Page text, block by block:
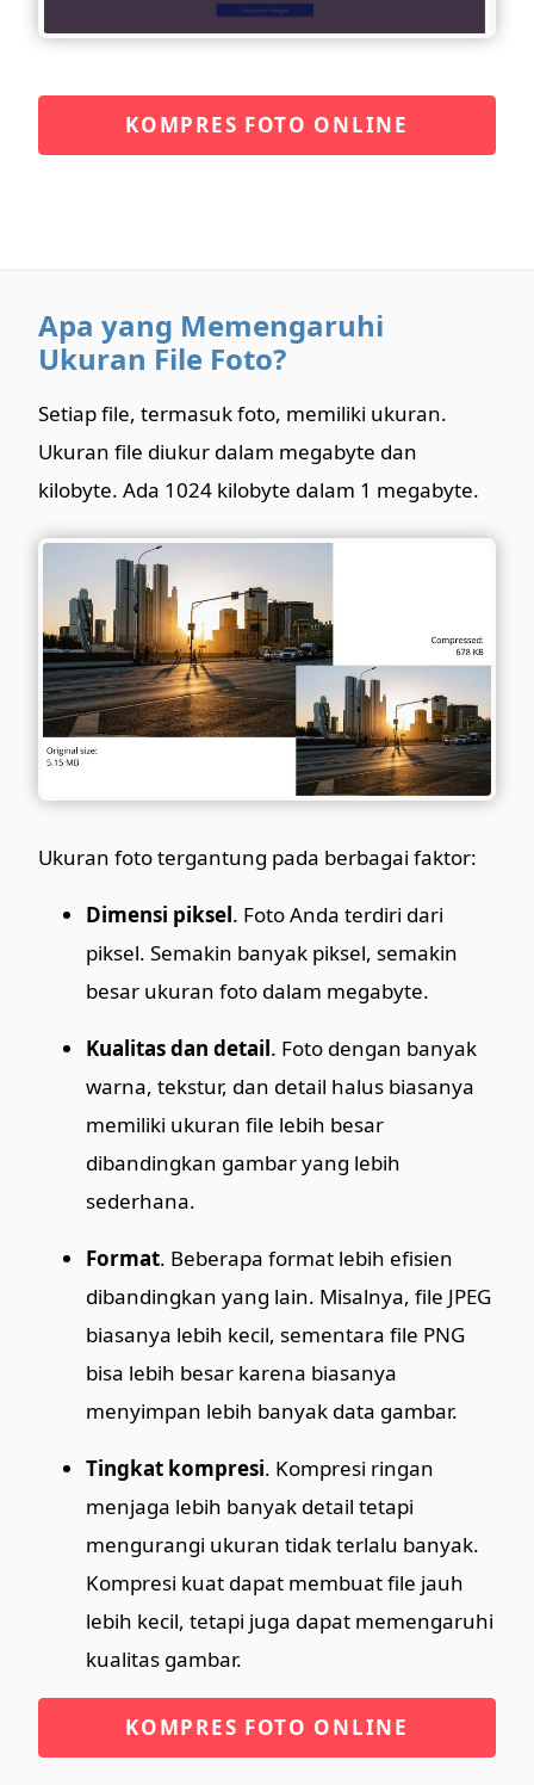
KOMPRES FOTO ONLINE
Apa yang Memengaruhi
Ukuran File Foto?
Setiap file, termasuk foto, memiliki ukuran.
Ukuran file diukur dalam megabyte dan
kilobyte. Ada 1024 kilobyte dalam 1 megabyte.
Ukuran foto tergantung pada berbagai faktor:
Dimensi piksel. Foto Anda terdiri dari
piksel. Semakin banyak piksel, semakin
besar ukuran foto dalam megabyte.
Kualitas dan detail. Foto dengan banyak
warna, tekstur, dan detail halus biasanya
memiliki ukuran file lebih besar
dibandingkan gambar yang lebih
sederhana.
Format. Beberapa format lebih efisien
dibandingkan yang lain. Misalnya, file JPEG
biasanya lebih kecil, sementara file PNG
bisa lebih besar karena biasanya
menyimpan lebih banyak data gambar.
Tingkat kompresi. Kompresi ringan
menjaga lebih banyak detail tetapi
mengurangi ukuran tidak terlalu banyak.
Kompresi kuat dapat membuat file jauh
lebih kecil, tetapi juga dapat memengaruhi
kualitas gambar.
KOMPRES FOTO ONLINE